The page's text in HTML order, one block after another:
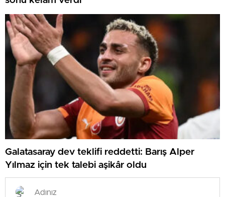
Galatasaray dev teklifi reddetti: Barış Alper
Yılmaz için tek talebi aşikâr oldu